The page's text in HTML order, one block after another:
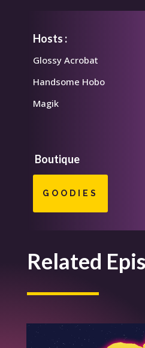
Hosts :
Glossy Acrobat
Handsome Hobo
Magik
Boutique
GOODIES
Related